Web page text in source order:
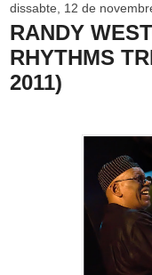
dissabte, 12 de
RANDY
RHYTHMS
2011)